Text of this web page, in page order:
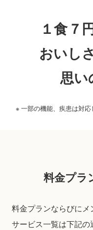
１食７
おいし
思い
一部の機能、疾患は対応
料金プラ
料金プランならびに
サービス一覧は下記の